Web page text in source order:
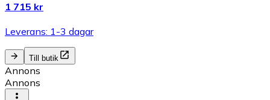
1 715 kr
Leverans: 1-3 dagar
Till butik
Annons
Annons